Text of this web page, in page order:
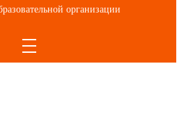
организации